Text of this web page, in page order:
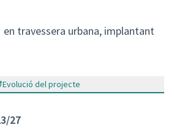
travessera urbana, implantant
Evolució del projecte
27